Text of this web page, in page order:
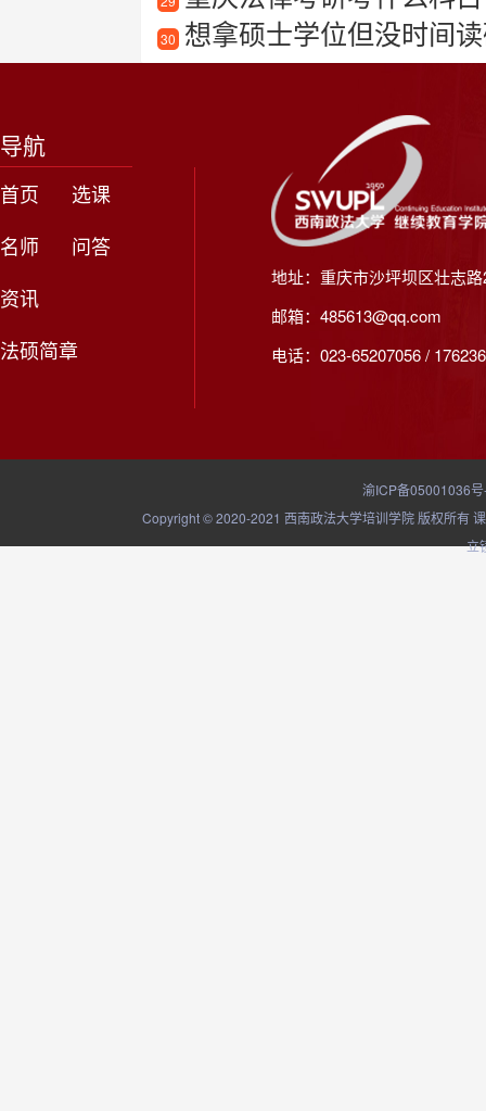
30 想拿硕士学位但没时间
导航
首页
选课
名师
问答
资讯
法硕简章
地址：重庆市沙坪坝区壮志
邮箱：485613@qq.com
电话：023-65207056 /
渝ICP备05001036
Copyright © 2020-2021 西南政法大学培训学院 版权所有
立